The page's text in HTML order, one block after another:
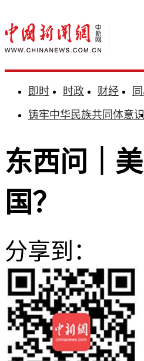
即时 时政 财经
铸牢中华民族共同体意识
东西问｜
国？
分享到：